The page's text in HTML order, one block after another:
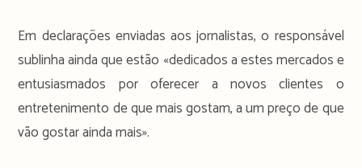
Em declarações enviadas aos jornalistas, o responsável
sublinha ainda que estão «dedicados a estes mercados e
entusiasmados por oferecer a novos clientes o
entretenimento de que mais gostam, a um preço de que
vão gostar ainda mais».